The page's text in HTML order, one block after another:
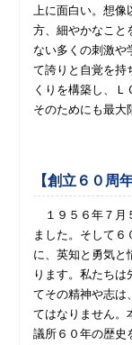
上に面白い。想
方、細やかなこと
ない多くの刺激や
て誇りと自覚を持
くりを構築し、Ｌ
そのためにも最大
【創立６０周
１９５６年７月
ました。そして
に、英知と勇気と
ります。私たちは
てその精神や志は
てはなりません。
議所６０年の歴史